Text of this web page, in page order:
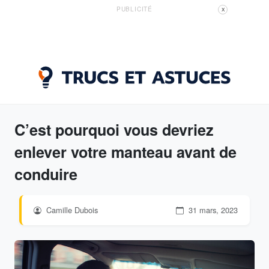
PUBLICITÉ X
C’est pourquoi vous devriez
enlever votre manteau avant de
conduire
Camille Dubois 31 mars, 2023